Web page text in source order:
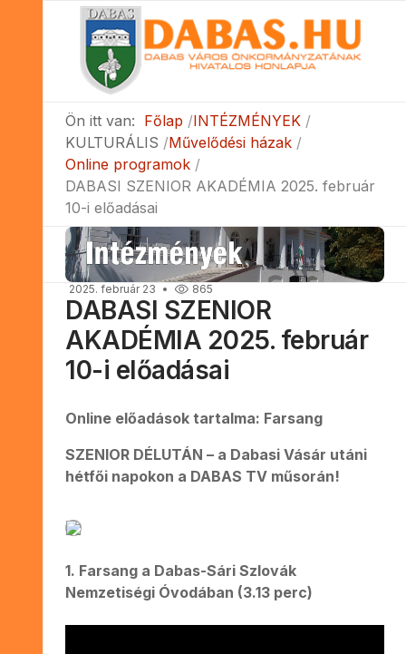
Ön itt van: Főlap
INTÉZMÉNYEK
KULTURÁLIS
Művelődési házak
Online programok
DABASI SZENIOR AKADÉMIA 2025. február
10-i előadásai
2025. február 23 865
DABASI SZENIOR
AKADÉMIA 2025. február
10-i előadásai
Online előadások tartalma: Farsang
SZENIOR DÉLUTÁN – a Dabasi Vásár utáni
hétfői napokon a DABAS TV műsorán!
1. Farsang a Dabas-Sári Szlovák
Nemzetiségi Óvodában (3.13 perc)